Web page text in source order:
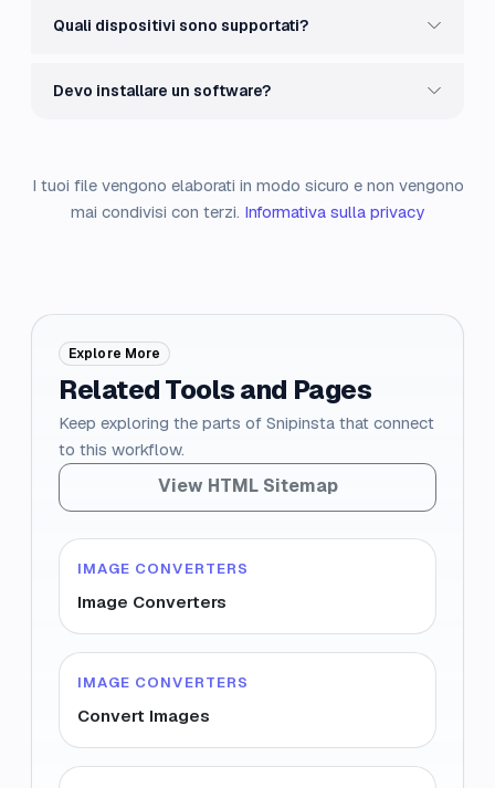
Quali dispositivi sono supportati?
Devo installare un software?
I tuoi file vengono elaborati in modo sicuro e non vengono
mai condivisi con terzi. Informativa sulla privacy
Explore More
Related Tools and Pages
Keep exploring the parts of Snipinsta that connect
to this workflow.
View HTML Sitemap
IMAGE CONVERTERS
Image Converters
IMAGE CONVERTERS
Convert Images